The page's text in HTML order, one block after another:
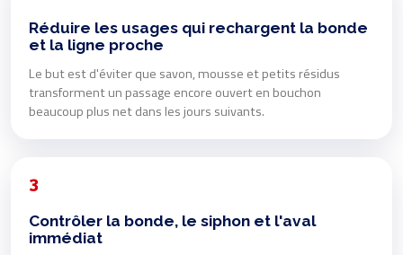
Réduire les usages qui rechargent la bonde
et la ligne proche
Le but est d'éviter que savon, mousse et petits résidus
transforment un passage encore ouvert en bouchon
beaucoup plus net dans les jours suivants.
3
Contrôler la bonde, le siphon et l'aval
immédiat